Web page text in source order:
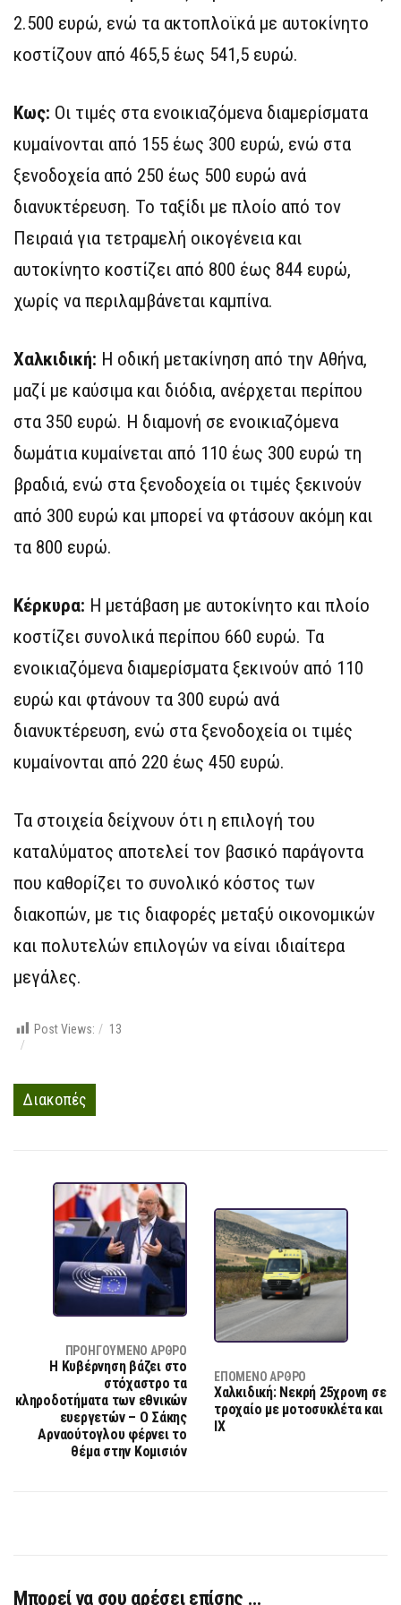
2.500 ευρώ, ενώ τα ακτοπλοϊκά με αυτοκίνητο
κοστίζουν από 465,5 έως 541,5 ευρώ.
Κως: Οι τιμές στα ενοικιαζόμενα διαμερίσματα
κυμαίνονται από 155 έως 300 ευρώ, ενώ στα
ξενοδοχεία από 250 έως 500 ευρώ ανά
διανυκτέρευση. Το ταξίδι με πλοίο από τον
Πειραιά για τετραμελή οικογένεια και
αυτοκίνητο κοστίζει από 800 έως 844 ευρώ,
χωρίς να περιλαμβάνεται καμπίνα.
Χαλκιδική: Η οδική μετακίνηση από την Αθήνα,
μαζί με καύσιμα και διόδια, ανέρχεται περίπου
στα 350 ευρώ. Η διαμονή σε ενοικιαζόμενα
δωμάτια κυμαίνεται από 110 έως 300 ευρώ τη
βραδιά, ενώ στα ξενοδοχεία οι τιμές ξεκινούν
από 300 ευρώ και μπορεί να φτάσουν ακόμη και
τα 800 ευρώ.
Κέρκυρα: Η μετάβαση με αυτοκίνητο και πλοίο
κοστίζει συνολικά περίπου 660 ευρώ. Τα
ενοικιαζόμενα διαμερίσματα ξεκινούν από 110
ευρώ και φτάνουν τα 300 ευρώ ανά
διανυκτέρευση, ενώ στα ξενοδοχεία οι τιμές
κυμαίνονται από 220 έως 450 ευρώ.
Τα στοιχεία δείχνουν ότι η επιλογή του
καταλύματος αποτελεί τον βασικό παράγοντα
που καθορίζει το συνολικό κόστος των
διακοπών, με τις διαφορές μεταξύ οικονομικών
και πολυτελών επιλογών να είναι ιδιαίτερα
μεγάλες.
Post Views: 13
Διακοπές
ΠΡΟΗΓΟΎΜΕΝΟ ΆΡΘΡΟ
Η Κυβέρνηση βάζει στο
στόχαστρο τα
κληροδοτήματα των εθνικών
ευεργετών – Ο Σάκης
Αρναούτογλου φέρνει το
θέμα στην Κομισιόν
ΕΠΌΜΕΝΟ ΆΡΘΡΟ
Χαλκιδική: Νεκρή 25χρονη σε
τροχαίο με μοτοσυκλέτα και
ΙΧ
Μπορεί να σου αρέσει επίσης …